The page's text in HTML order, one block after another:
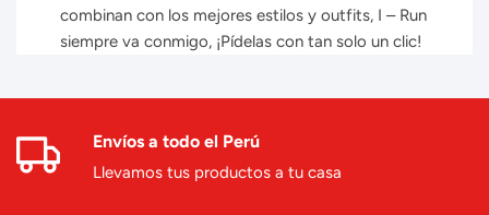
combinan con los mejores estilos y outfits, I – Run
siempre va conmigo, ¡Pídelas con tan solo un clic!
Envíos a todo el Perú
Llevamos tus productos a tu casa